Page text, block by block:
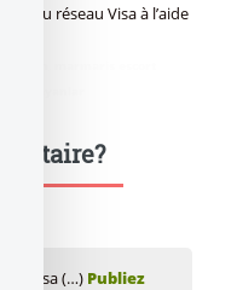
du réseau Visa à l’aide
Visa (…) Publiez